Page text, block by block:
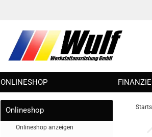
ONLINESHOP
Onlineshop
Onlineshop anzeigen